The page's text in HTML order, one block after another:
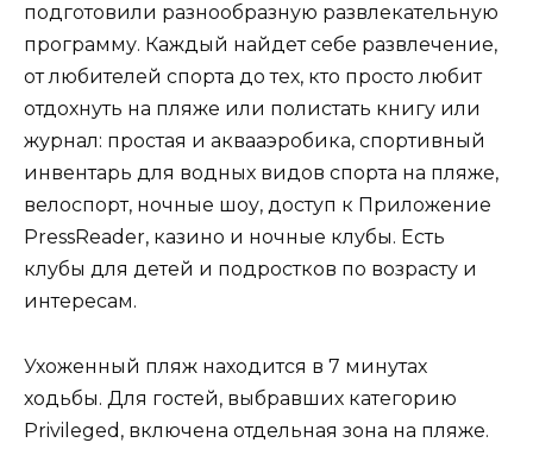
подготовили разнообразную развлекательную
программу. Каждый найдет себе развлечение,
от любителей спорта до тех, кто просто любит
отдохнуть на пляже или полистать книгу или
журнал: простая и аквааэробика, спортивный
инвентарь для водных видов спорта на пляже,
велоспорт, ночные шоу, доступ к Приложение
PressReader, казино и ночные клубы. Есть
клубы для детей и подростков по возрасту и
интересам.
Ухоженный пляж находится в 7 минутах
ходьбы. Для гостей, выбравших категорию
Privileged, включена отдельная зона на пляже.